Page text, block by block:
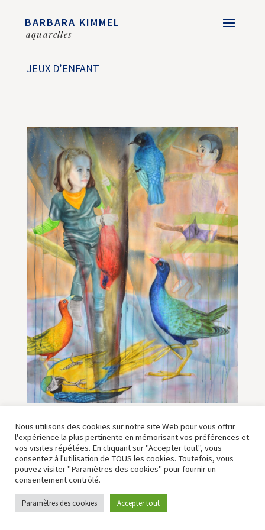
BARBARA KIMMEL
aquarelles
JEUX D’ENFANT
COPYRIGHT © 2007-2025 BARBARA KIMMEL
MENTIONS LÉGALES ET CGU
Nous utilisons des cookies sur notre site Web pour vous offrir
l'expérience la plus pertinente en mémorisant vos préférences et
vos visites répétées. En cliquant sur "Accepter tout", vous
consentez à l'utilisation de TOUS les cookies. Toutefois, vous
pouvez visiter "Paramètres des cookies" pour fournir un
consentement contrôlé.
Paramètres des cookies Accepter tout